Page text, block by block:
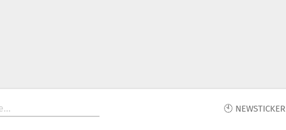
🕙 NEWSTICKER